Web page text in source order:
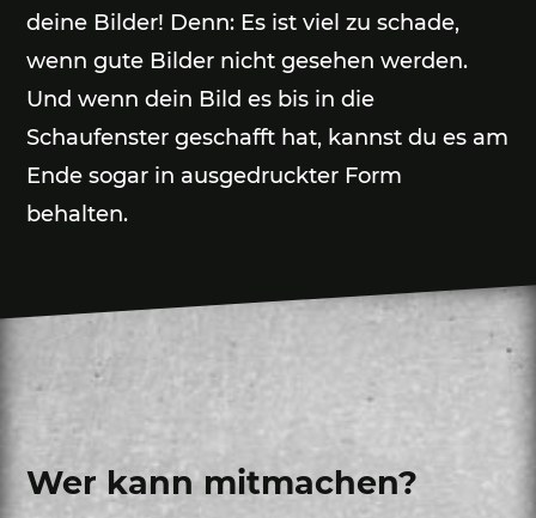
deine Bilder! Denn: Es ist viel zu schade,
wenn gute Bilder nicht gesehen werden.
Und wenn dein Bild es bis in die
Schaufenster geschafft hat, kannst du es am
Ende sogar in ausgedruckter Form
behalten.
Wer kann mitmachen?